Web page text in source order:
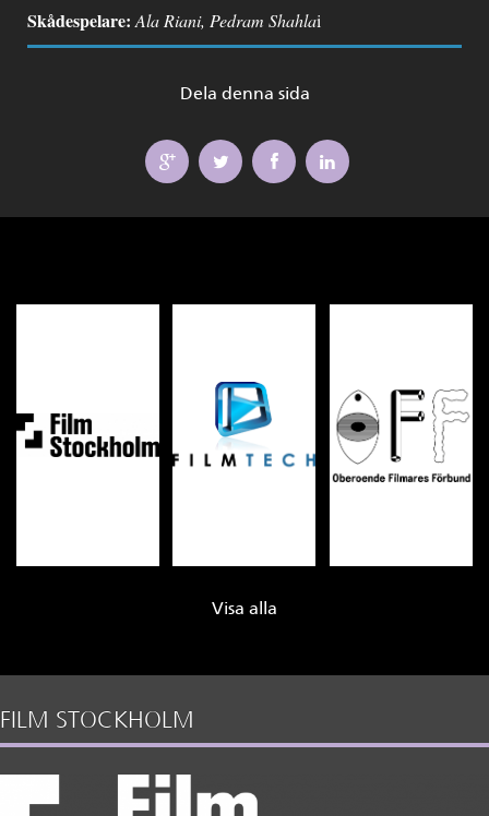
Skådespelare: Ala Riani, Pedram Shahlai
Dela denna sida
Visa alla
FILM STOCKHOLM